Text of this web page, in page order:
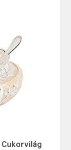
Cukorvilág